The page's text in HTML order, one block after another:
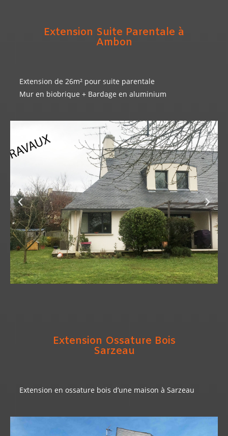
Extension Suite Parentale à
Ambon
Extension de 26m² pour suite parentale
Mur en biobrique + Bardage en aluminium
Extension Ossature Bois
Sarzeau
Extension en ossature bois d’une maison à Sarzeau